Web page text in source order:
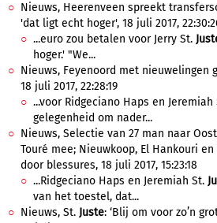
Nieuws, Heerenveen spreekt
'dat ligt echt hoger', 18 juli 2017,
...euro zou betalen voor Jerry St.
hoger.' "We...
Nieuws, Feyenoord met nieuwelingen
18 juli 2017, 22:28:19
...voor Ridgeciano Haps en Jeremiah
gelegenheid om nader...
Nieuws, Selectie van 27 man naar
Touré mee; Nieuwkoop, El Hankouri
door blessures, 18 juli 2017, 15:23:18
...Ridgeciano Haps en Jeremiah St.
van het toestel, dat...
Nieuws, St. Juste: ‘Blij om voor zo’n